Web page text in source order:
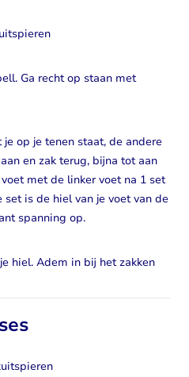
Ga recht op staan met
op je tenen staat, de andere
en zak terug, bijna tot aan
met de linker voet na 1 set
set is de hiel van je voet van de
spanning op.
hiel. Adem in bij het zakken